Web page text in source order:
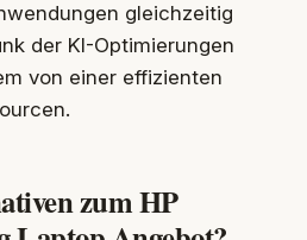
gleichzeitig
der KI-Optimierungen
von einer effizienten
zum HP